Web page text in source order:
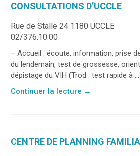
CONSULTATIONS D’UCCLE
Rue de Stalle 24 1180 UCCLE
02/376.10.00
– Accueil : écoute, information, prise
du lendemain, test de grossesse,
dépistage du VIH (Trod : test rapide à ...
Continuer la lecture →
CENTRE DE PLANNING